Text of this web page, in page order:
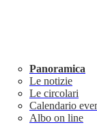
Panoramica
Le notizie
Le circolari
Calendario
Albo on line